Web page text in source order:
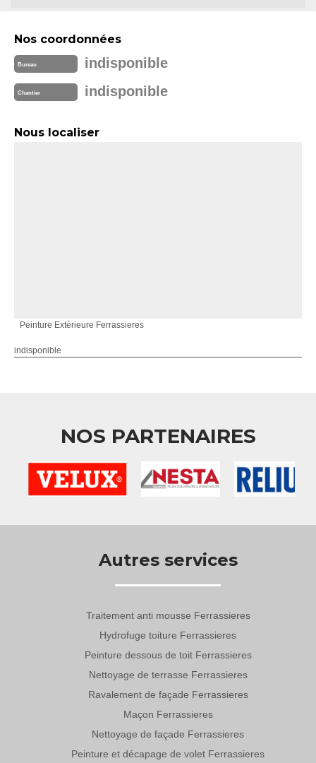
Nos coordonnées
Bureau indisponible
Chantier indisponible
Nous localiser
Peinture Extérieure Ferrassieres
indisponible
NOS PARTENAIRES
Autres services
Traitement anti mousse Ferrassieres
Hydrofuge toiture Ferrassieres
Peinture dessous de toit Ferrassieres
Nettoyage de terrasse Ferrassieres
Ravalement de façade Ferrassieres
Maçon Ferrassieres
Nettoyage de façade Ferrassieres
Peinture et décapage de volet Ferrassieres